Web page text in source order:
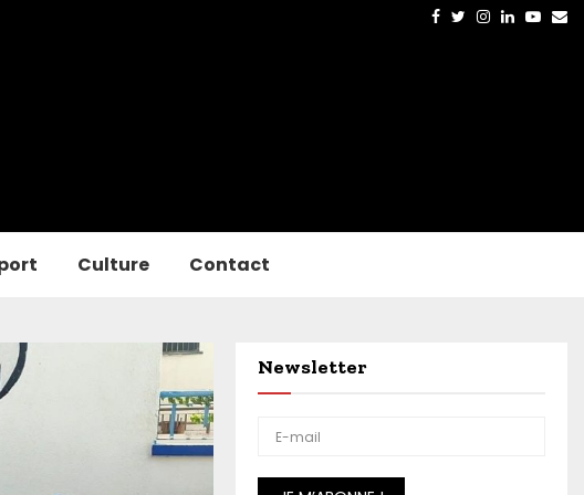
Facebook
Twitter
Instagram
Linkedin
Culture Contact
Newsletter